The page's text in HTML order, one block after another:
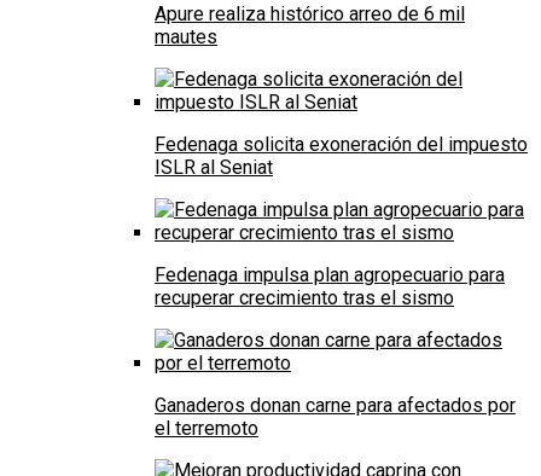
Apure realiza histórico arreo de 6 mil
mautes
Fedenaga solicita exoneración del impuesto
ISLR al Seniat
Fedenaga impulsa plan agropecuario para
recuperar crecimiento tras el sismo
Ganaderos donan carne para afectados por
el terremoto